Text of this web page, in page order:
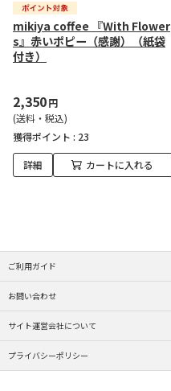
mikiya coffee 『With Flower
s』赤いポピー（感謝）（紙袋
付き）
2,350円
(送料・税込)
獲得ポイント : 23
詳細 カートに入れる
ご利用ガイド
お問い合わせ
サイト運営会社について
プライバシーポリシー